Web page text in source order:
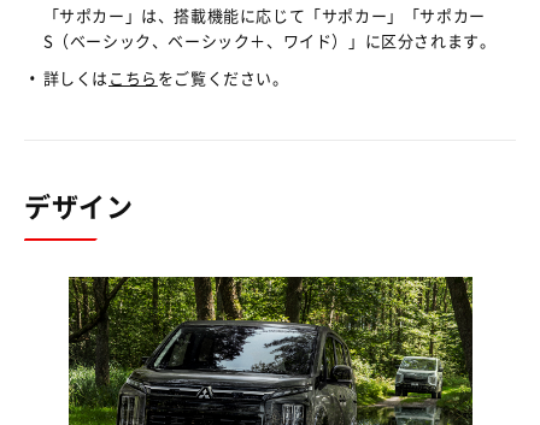
「サポカー」は、搭載機能に応じて「サポカー」「サポカー
S（ベーシック、ベーシック＋、ワイド）」に区分されます。
詳しくは こちら をご覧ください。
デザイン